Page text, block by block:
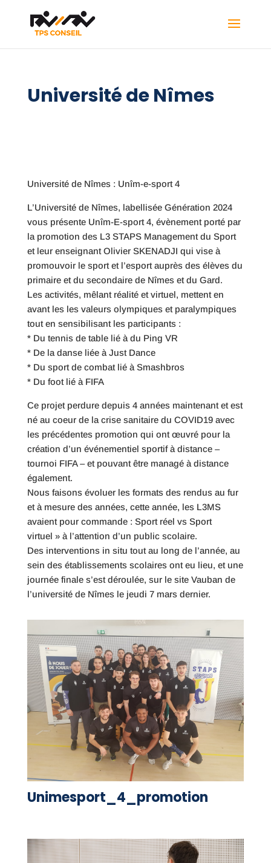
Université de Nîmes
Université de Nîmes : Unîm-e-sport 4
L’Université de Nîmes, labellisée Génération 2024
vous présente Unîm-E-sport 4, évènement porté par
la promotion des L3 STAPS Management du Sport
et leur enseignant Olivier SKENADJI qui vise à
promouvoir le sport et l’esport auprès des élèves du
primaire et du secondaire de Nîmes et du Gard.
Les activités, mêlant réalité et virtuel, mettent en
avant les les valeurs olympiques et paralympiques
tout en sensibilisant les participants :
* Du tennis de table lié à du Ping VR
* De la danse liée à Just Dance
* Du sport de combat lié à Smashbros
* Du foot lié à FIFA
Ce projet perdure depuis 4 années maintenant et est
né au coeur de la crise sanitaire du COVID19 avec
les précédentes promotion qui ont œuvré pour la
création d’un événementiel sportif à distance –
tournoi FIFA – et pouvant être managé à distance
également.
Nous faisons évoluer les formats des rendus au fur
et à mesure des années, cette année, les L3MS
avaient pour commande : Sport réel vs Sport
virtuel » à l’attention d’un public scolaire.
Des interventions in situ tout au long de l’année, au
sein des établissements scolaires ont eu lieu, et une
journée finale s’est déroulée, sur le site Vauban de
l’université de Nîmes le jeudi 7 mars dernier.
Unimesport_4_promotion